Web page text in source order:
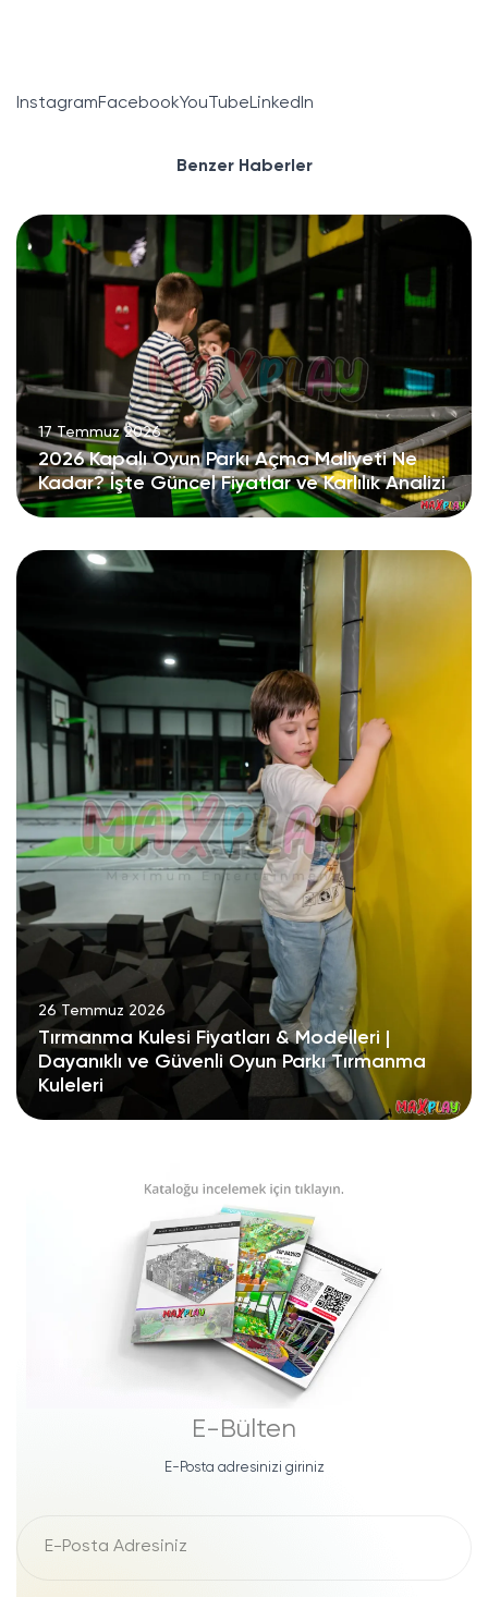
InstagramFacebookYouTubeLinkedIn
Benzer Haberler
17 Temmuz 2026
2026 Kapalı Oyun Parkı Açma Maliyeti Ne
Kadar? İşte Güncel Fiyatlar ve Karlılık Analizi
26 Temmuz 2026
Tırmanma Kulesi Fiyatları & Modelleri |
Dayanıklı ve Güvenli Oyun Parkı Tırmanma
Kuleleri
E-Bülten
E-Posta adresinizi giriniz